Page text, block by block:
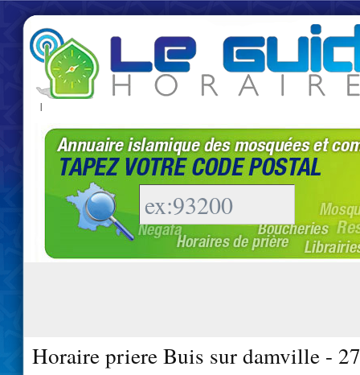
|
Horaire priere Buis sur damville -